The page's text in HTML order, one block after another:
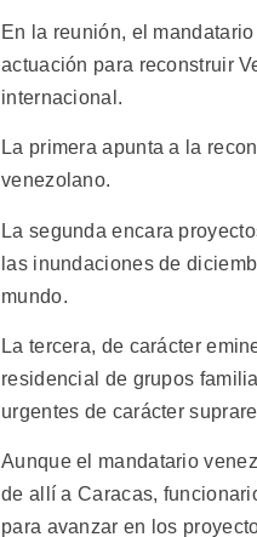
En la reunión, el
actuación para reconstruir
internacional.
La primera apunta a la
venezolano.
La segunda encara
las inundaciones de
mundo.
La tercera, de carácter
residencial de grupos
urgentes de carácter
Aunque el mandatario
de allí a Caracas,
para avanzar en los